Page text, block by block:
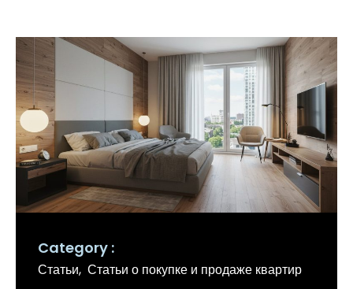
Category
Статьи Статьи о покупке и продаже квартир